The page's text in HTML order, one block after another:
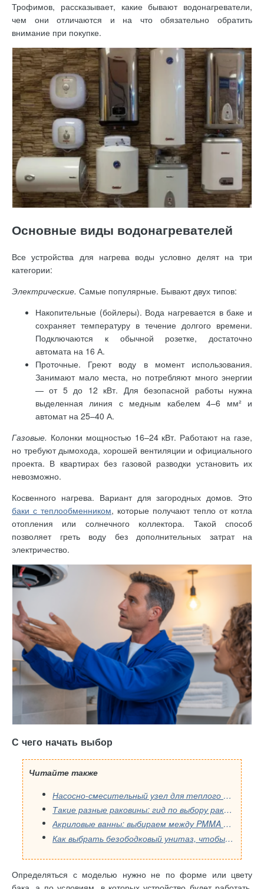
Трофимов, рассказывает, какие бывают водонагреватели,
чем они отличаются и на что обязательно обратить
внимание при покупке.
Основные виды водонагревателей
Все устройства для нагрева воды условно делят на три
категории:
Электрические. Самые популярные. Бывают двух типов:
Накопительные (бойлеры). Вода нагревается в баке и
сохраняет температуру в течение долгого времени.
Подключаются к обычной розетке, достаточно
автомата на 16 А.
Проточные. Греют воду в момент использования.
Занимают мало места, но потребляют много энергии
— от 5 до 12 кВт. Для безопасной работы нужна
выделенная линия с медным кабелем 4–6 мм² и
автомат на 25–40 А.
Газовые. Колонки мощностью 16–24 кВт. Работают на газе,
но требуют дымохода, хорошей вентиляции и официального
проекта. В квартирах без газовой разводки установить их
невозможно.
Косвенного нагрева. Вариант для загородных домов. Это
баки с теплообменником, которые получают тепло от котла
отопления или солнечного коллектора. Такой способ
позволяет греть воду без дополнительных затрат на
электричество.
С чего начать выбор
Читайте также
Насосно-смесительный узел для теплого пола: как выбрать правильную модель
Такие разные раковины: гид по выбору раковины в ванную
Акриловые ванны: выбираем между PMMA и ABS
Как выбрать безободковый унитаз, чтобы не пожалеть: инструкция от мастера
Определяться с моделью нужно не по форме или цвету